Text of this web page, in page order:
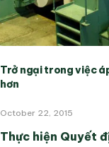
Trở ngại trong việc
hơn
October 22, 2015
Thực hiện Quyết